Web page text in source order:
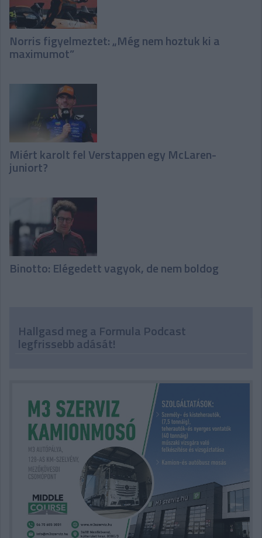
Norris figyelmeztet: „Még nem hoztuk ki a
maximumot”
Miért karolt fel Verstappen egy McLaren-
juniort?
Binotto: Elégedett vagyok, de nem boldog
Hallgasd meg a Formula Podcast
legfrissebb adását!